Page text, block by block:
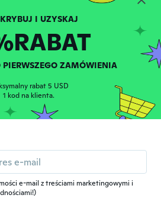
aus angenehmen
2016 · 118 opinie · 1 przesłane
PIERWSZEGO ZAMÓWIENIA
rabat 5 USD
1 kod na klienta.
e-mail z treściami marketingowymi i